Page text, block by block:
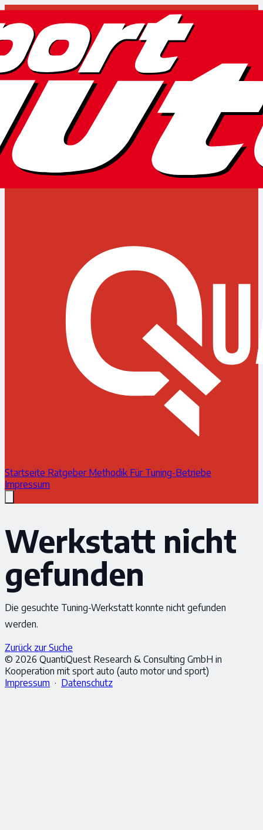
Startseite Ratgeber Methodik Für Tuning-Betriebe
Impressum
Werkstatt nicht
gefunden
Die gesuchte Tuning-Werkstatt konnte nicht gefunden
werden.
Zurück zur Suche
© 2026 QuantiQuest Research & Consulting GmbH in
Kooperation mit sport auto (auto motor und sport)
Impressum · Datenschutz